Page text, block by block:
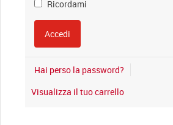
Ricordami
Hai perso la password?
Visualizza il tuo carrello